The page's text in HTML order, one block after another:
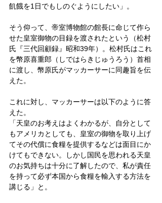
飢餓を1日でもしのぐようにしたい」。
そう仰って、帝室博物館の館長に命じて作ら
せた皇室御物の目録を渡されたという（松村
氏『三代回顧録』昭和39年）。松村氏はこれ
を幣原喜重郎（しではらきじゅうろう）首相
に渡し、幣原氏がマッカーサーに同趣旨を伝
えた。
これに対し、マッカーサーは以下のように答
えた。
「天皇のお考えはよくわかるが、自分として
もアメリカとしても、皇室の御物を取り上げ
てその代償に食糧を提供するなどは面目にか
けてもできない。しかし国民を思われる天皇
のお気持ちは十分に了解したので、私が責任
を持って必ず本国から食糧を輸入する方法を
講じる」と。